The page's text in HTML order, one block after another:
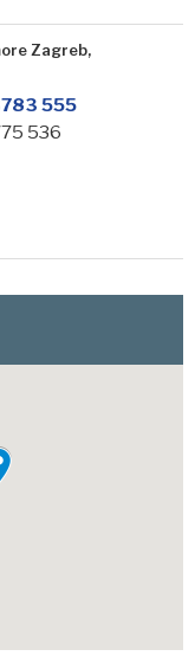
Zagreb,
555
536